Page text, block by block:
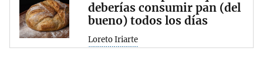
deberías consumir pan (del
bueno) todos los días
Loreto Iriarte